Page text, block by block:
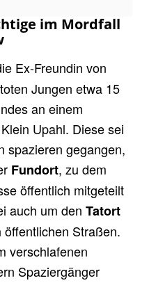
im Mordfall
Ex-Freundin von
Jungen etwa 15
an einem
Upahl. Diese sei
spazieren gegangen,
Fundort, zu dem
öffentlich mitgeteilt
auch um den Tatort
Straßen.
verschlafenen
Spaziergänger